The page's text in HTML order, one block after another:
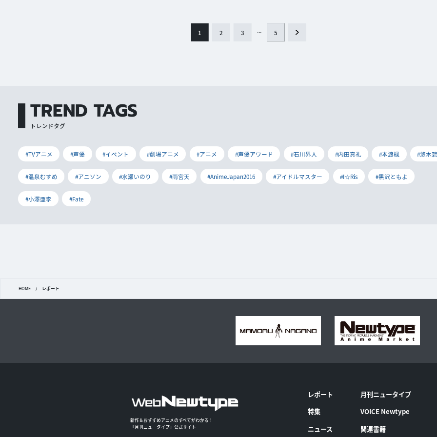
1 2 3 ... 5
TREND TAGS
トレンドタグ
#TVアニメ #声優 #イベント #劇場アニメ #アニメ #声優アワード #石川界人 #内田真礼 #本渡楓 #悠木
#温泉むすめ #アニソン #水瀬いのり #雨宮天 #AnimeJapan2016 #アイドルマスター #I☆Ris #黒沢ともよ
#小澤亜李 #Fate
HOME / レポート
新作＆おすすめアニメのすべてがわかる！
「月刊ニュータイプ」公式サイト
レポート
特集
ニュース
月刊ニュータイプ
VOICE Newtype
関連書籍